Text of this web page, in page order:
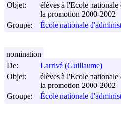
Objet:
élèves à l'Ecole nationale
la promotion 2000-2002
Groupe:
École nationale
De:
Larrivé (Guillaume)
Objet:
élèves à l'Ecole nationale
la promotion 2000-2002
Groupe:
École nationale
nomination